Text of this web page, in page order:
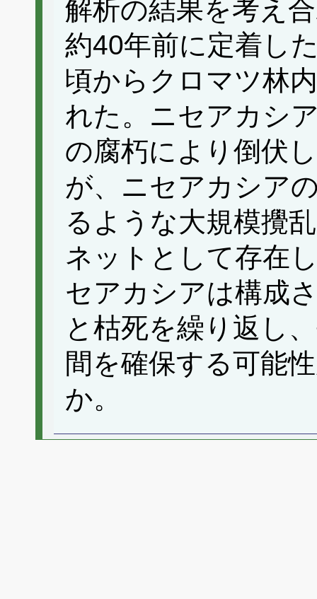
解析の結果を考え
約40年前に定着し
頃からクロマツ林
れた。ニセアカシ
の腐朽により倒伏
が、ニセアカシア
るような大規模攪
ネットとして存在
セアカシアは構成
と枯死を繰り返し
間を確保する可能
か。